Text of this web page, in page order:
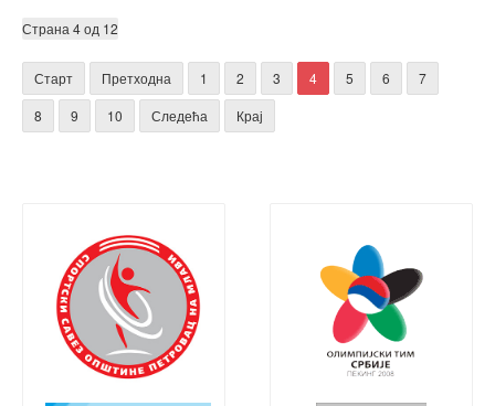
Страна 4 од 12
Старт Претходна 1 2 3 4 5 6
7
8
9 10 Следећа Крај